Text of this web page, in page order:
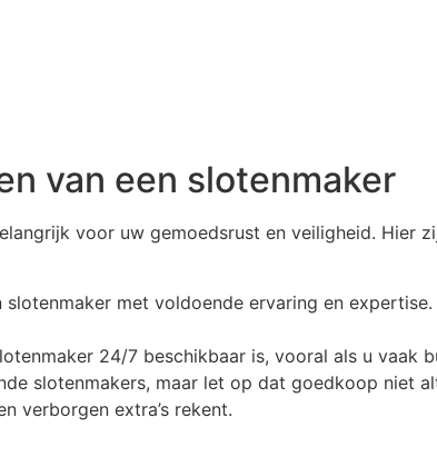
van een slotenmaker
voor uw gemoedsrust en veiligheid. Hier
slotenmaker met voldoende ervaring en
24/7 beschikbaar is, vooral als u vaak
slotenmakers, maar let op dat goedkoop niet
verborgen extra’s rekent.